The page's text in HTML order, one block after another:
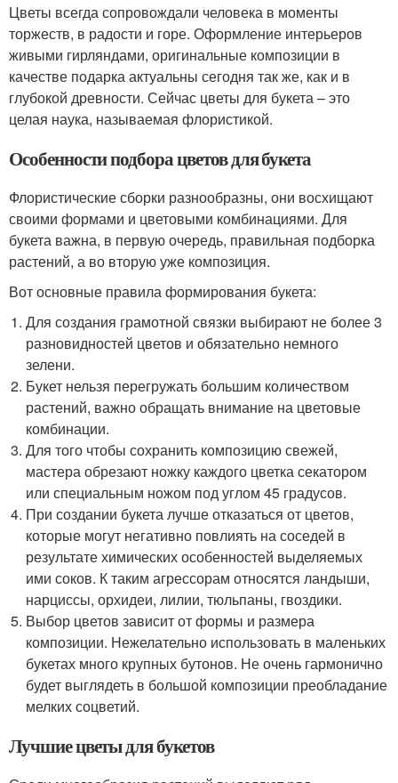
Цветы всегда сопровождали человека в моменты
торжеств, в радости и горе. Оформление интерьеров
живыми гирляндами, оригинальные композиции в
качестве подарка актуальны сегодня так же, как и в
глубокой древности. Сейчас цветы для букета – это
целая наука, называемая флористикой.
Особенности подбора цветов для букета
Флористические сборки разнообразны, они восхищают
своими формами и цветовыми комбинациями. Для
букета важна, в первую очередь, правильная подборка
растений, а во вторую уже композиция.
Вот основные правила формирования букета:
Для создания грамотной связки выбирают не более 3
разновидностей цветов и обязательно немного
зелени.
Букет нельзя перегружать большим количеством
растений, важно обращать внимание на цветовые
комбинации.
Для того чтобы сохранить композицию свежей,
мастера обрезают ножку каждого цветка секатором
или специальным ножом под углом 45 градусов.
При создании букета лучше отказаться от цветов,
которые могут негативно повлиять на соседей в
результате химических особенностей выделяемых
ими соков. К таким агрессорам относятся ландыши,
нарциссы, орхидеи, лилии, тюльпаны, гвоздики.
Выбор цветов зависит от формы и размера
композиции. Нежелательно использовать в маленьких
букетах много крупных бутонов. Не очень гармонично
будет выглядеть в большой композиции преобладание
мелких соцветий.
Лучшие цветы для букетов